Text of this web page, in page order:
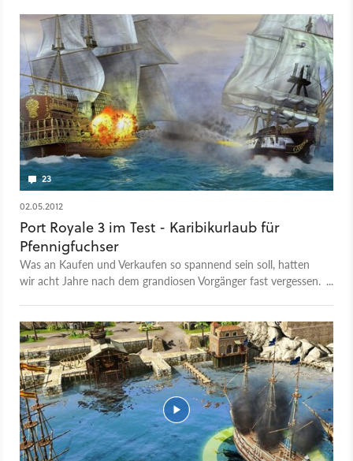
23
02.05.2012
Port Royale 3 im Test - Karibikurlaub für
Pfennigfuchser
Was an Kaufen und Verkaufen so spannend sein soll, hatten
wir acht Jahre nach dem grandiosen Vorgänger fast vergessen.